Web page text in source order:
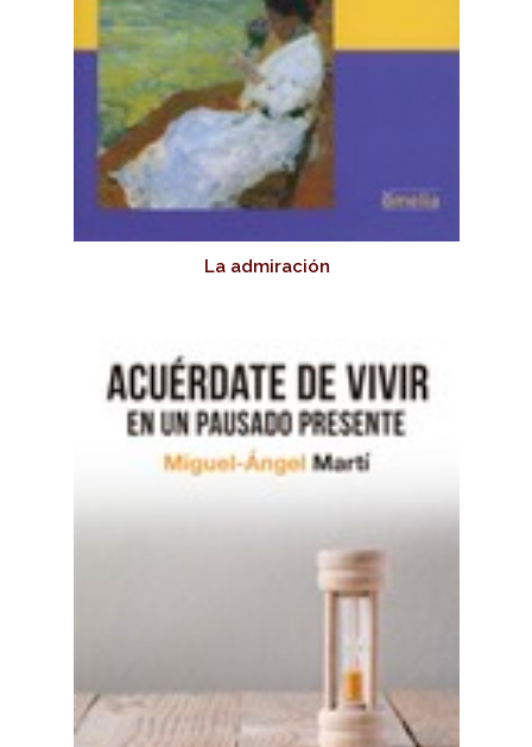
La admiración